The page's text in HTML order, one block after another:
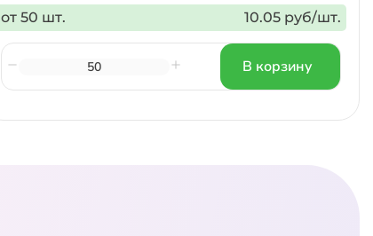
от 50 шт. 10.05 руб/шт.
В корзину